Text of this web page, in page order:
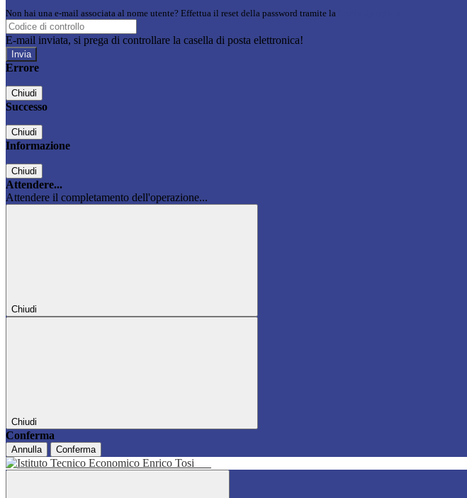
Non hai una e-mail associata al nome utente? Effettua il reset della password tramite la
E-mail inviata, si prega di controllare la casella di posta elettronica!
Errore
Chiudi
Successo
Chiudi
Informazione
Chiudi
Attendere...
Attendere il completamento dell'operazione...
Chiudi
Chiudi
Conferma
Annulla Conferma